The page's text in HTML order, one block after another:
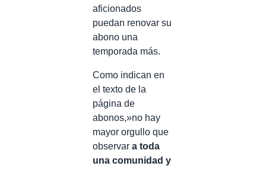
aficionados
puedan renovar su
abono una
temporada más.
Como indican en
el texto de la
página de
abonos,»no hay
mayor orgullo que
observar a toda
una comunidad y